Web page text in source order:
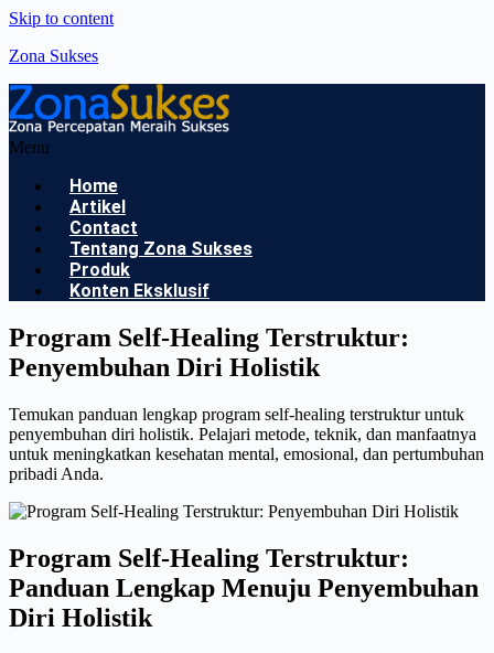
Skip to content
Zona Sukses
Menu
Home
Artikel
Contact
Tentang Zona Sukses
Produk
Konten Eksklusif
Program Self-Healing Terstruktur:
Penyembuhan Diri Holistik
Temukan panduan lengkap program self-healing terstruktur untuk
penyembuhan diri holistik. Pelajari metode, teknik, dan manfaatnya
untuk meningkatkan kesehatan mental, emosional, dan pertumbuhan
pribadi Anda.
Program Self-Healing Terstruktur:
Panduan Lengkap Menuju Penyembuhan
Diri Holistik